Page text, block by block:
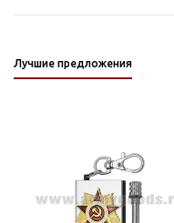
Лучшие предложения